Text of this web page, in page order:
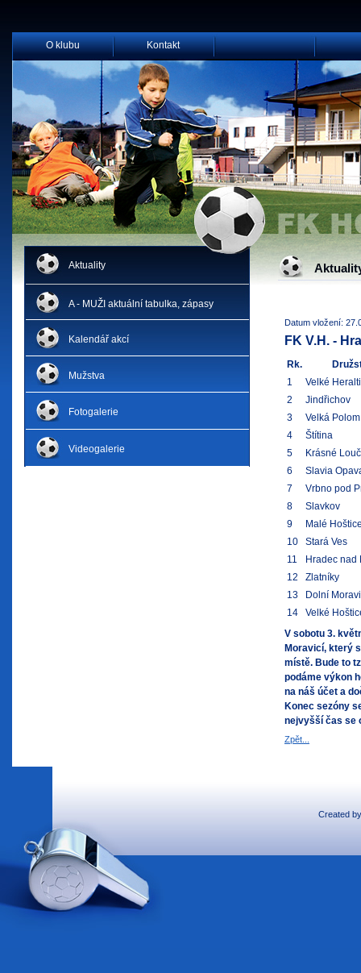
O klubu Kontakt
Aktuality
A - MUŽI aktuální tabulka, zápasy
Kalendář akcí
Mužstva
Fotogalerie
Videogalerie
Datum vložení:
FK V.H. -
Rk.
1
Velké
2
Jindřichov
3
Velká Polom
4
Štítina
5
Krásné
6
Slavia
7
Vrbno pod
8
Slavkov
9
Malé
10
Stará Ves
11
Hradec nad
12
Zlatníky
13
Dolní
14
Velké
V sobotu 3.
Moravicí, který
místě. Bude to
podáme výkon
na náš účet a
Konec sezóny
nejvyšší čas se
Zpět...
Created